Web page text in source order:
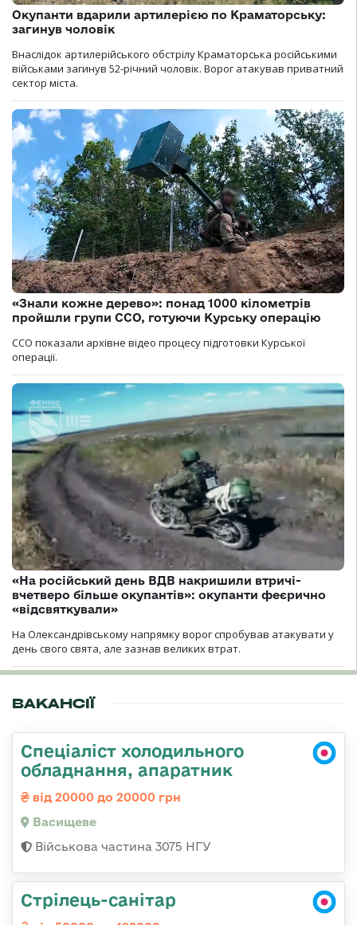
Окупанти вдарили артилерією по Краматорську:
загинув чоловік
Внаслідок артилерійського обстрілу Краматорська російськими
військами загинув 52-річний чоловік. Ворог атакував приватний
сектор міста.
«Знали кожне дерево»: понад 1000 кілометрів
пройшли групи ССО, готуючи Курську операцію
ССО показали архівне відео процесу підготовки Курської
операції.
«На російський день ВДВ накришили втричі-
вчетверо більше окупантів»: окупанти феєрично
«відсвяткували»
На Олександрівському напрямку ворог спробував атакувати у
день свого свята, але зазнав великих втрат.
ВАКАНСІЇ
Спеціаліст холодильного
обладнання, апаратник
від 20000 до 20000 грн
Васищеве
Військова частина 3075 НГУ
Стрілець-санітар